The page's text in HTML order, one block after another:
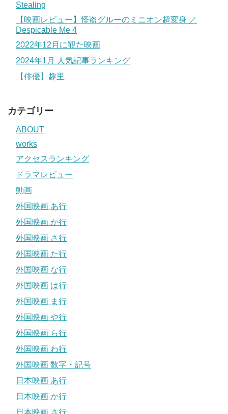
Stealing
【映画レビュー】怪盗グルーのミニオン超変身 ／
Despicable Me 4
2022年12月に観た映画
2024年1月 人気記事ランキング
【俳優】趣里
カテゴリー
ABOUT
works
アクセスランキング
ドラマレビュー
動画
外国映画 あ行
外国映画 か行
外国映画 さ行
外国映画 た行
外国映画 な行
外国映画 は行
外国映画 ま行
外国映画 や行
外国映画 ら行
外国映画 わ行
外国映画 数字・記号
日本映画 あ行
日本映画 か行